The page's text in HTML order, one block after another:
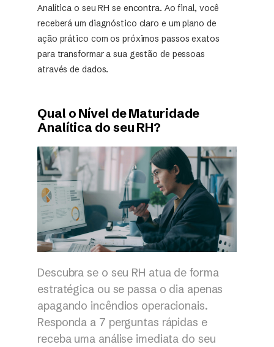
Analítica o seu RH se encontra. Ao final, você
receberá um diagnóstico claro e um plano de
ação prático com os próximos passos exatos
para transformar a sua gestão de pessoas
através de dados.
Qual o Nível de Maturidade
Analítica do seu RH?
Descubra se o seu RH atua de forma
estratégica ou se passa o dia apenas
apagando incêndios operacionais.
Responda a 7 perguntas rápidas e
receba uma análise imediata do seu